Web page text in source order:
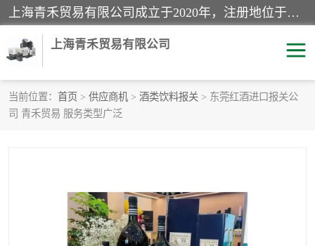
上海青禾贸易有限公司成立于2020年，注册地位于上海市宝山区。经营范围包括：机械设备、五金制品、劳防用品、电子产品、塑胶制品、家具、模具、纺织品、仪器仪表、建筑材料、装饰材料、化工产品、金属制品、机车配件等货物进出口报关、清关服务。
上海青禾贸易有限公司
当前位置： 首页 > 供应商机 > 酒类饮料报关 > 东莞红酒进口报关公
司 青禾贸易 服务类型广泛
酒类饮料报关
进口杂货清关
家用电器报关 机床进口清关